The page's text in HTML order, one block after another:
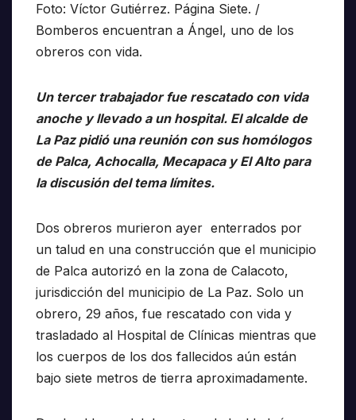
Foto: Víctor Gutiérrez. Página Siete. /
Bomberos encuentran a Ángel, uno de los
obreros con vida.
Un tercer trabajador fue rescatado con vida
anoche y llevado a un hospital. El alcalde de
La Paz pidió una reunión con sus homólogos
de Palca, Achocalla, Mecapaca y El Alto para
la discusión del tema límites.
Dos obreros murieron ayer enterrados por
un talud en una construcción que el municipio
de Palca autorizó en la zona de Calacoto,
jurisdicción del municipio de La Paz. Solo un
obrero, 29 años, fue rescatado con vida y
trasladado al Hospital de Clínicas mientras que
los cuerpos de los dos fallecidos aún están
bajo siete metros de tierra aproximadamente.